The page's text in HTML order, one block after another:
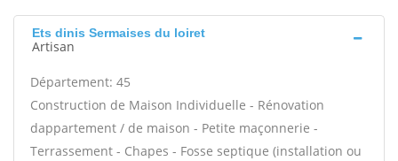
Ets dinis Sermaises du loiret
Artisan
Département: 45
Construction de Maison Individuelle - Rénovation
dappartement / de maison - Petite maçonnerie -
Terrassement - Chapes - Fosse septique (installation ou